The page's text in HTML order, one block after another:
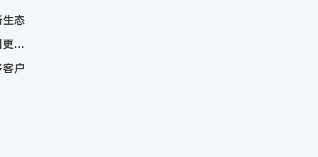
态
「品质」是关键，打造抖音企业号推荐领域，吸引更多获客！
户